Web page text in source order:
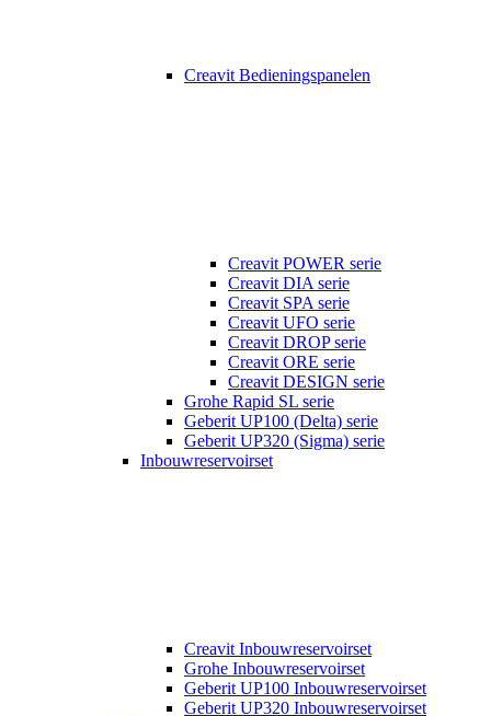
Creavit Bedieningspanelen
Creavit POWER serie
Creavit DIA serie
Creavit SPA serie
Creavit UFO serie
Creavit DROP serie
Creavit ORE serie
Creavit DESIGN serie
Grohe Rapid SL serie
Geberit UP100 (Delta) serie
Geberit UP320 (Sigma) serie
Inbouwreservoirset
Creavit Inbouwreservoirset
Grohe Inbouwreservoirset
Geberit UP100 Inbouwreservoirset
Geberit UP320 Inbouwreservoirset